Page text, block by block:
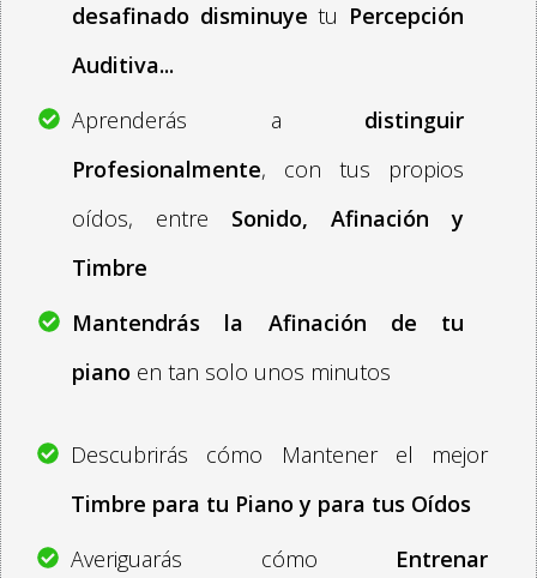
desafinado disminuye tu Percepción
Auditiva...
Aprenderás a distinguir
Profesionalmente, con tus propios
oídos, entre Sonido, Afinación y
Timbre
Mantendrás la Afinación de tu
piano en tan solo unos minutos
Descubrirás cómo Mantener el mejor
Timbre para tu Piano y para tus Oídos
Averiguarás cómo Entrenar